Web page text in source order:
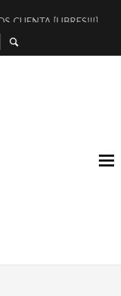
CUENTA [LIBRES!!!]
MONFORT
TEATRAL CLAUDIO
DEL TOMATAZO
#EXVITA
3.0] EN EXVITA
[RELATIVA
A SERRAT